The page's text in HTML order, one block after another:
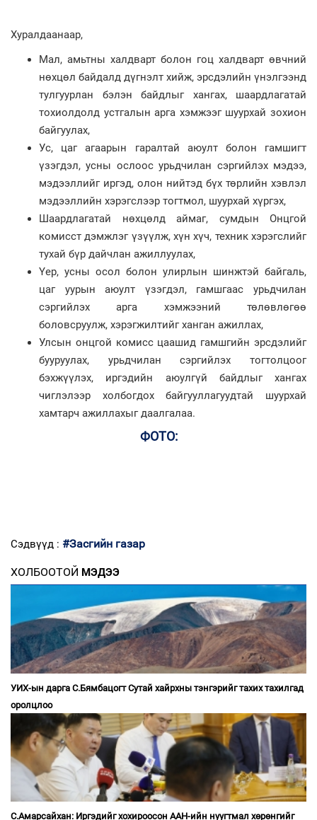
Хуралдаанаар,
Мал, амьтны халдварт болон гоц халдварт өвчний
нөхцөл байдалд дүгнэлт хийж, эрсдэлийн үнэлгээнд
тулгуурлан бэлэн байдлыг хангах, шаардлагатай
тохиолдолд устгалын арга хэмжээг шуурхай зохион
байгуулах,
Ус, цаг агаарын гаралтай аюулт болон гамшигт
үзэгдэл, усны ослоос урьдчилан сэргийлэх мэдээ,
мэдээллийг иргэд, олон нийтэд бүх төрлийн хэвлэл
мэдээллийн хэрэгслээр тогтмол, шуурхай хүргэх,
Шаардлагатай нөхцөлд аймаг, сумдын Онцгой
комисст дэмжлэг үзүүлж, хүн хүч, техник хэрэгслийг
тухай бүр дайчлан ажиллуулах,
Үер, усны осол болон улирлын шинжтэй байгаль,
цаг уурын аюулт үзэгдэл, гамшгаас урьдчилан
сэргийлэх арга хэмжээний төлөвлөгөө
боловсруулж, хэрэгжилтийг ханган ажиллах,
Улсын онцгой комисс цаашид гамшгийн эрсдэлийг
бууруулах, урьдчилан сэргийлэх тогтолцоог
бэхжүүлэх, иргэдийн аюулгүй байдлыг хангах
чиглэлээр холбогдох байгууллагуудтай шуурхай
хамтарч ажиллахыг даалгалаа.
ФОТО:
Сэдвүүд : #Засгийн газар
ХОЛБООТОЙ МЭДЭЭ
УИХ-ын дарга С.Бямбацогт Сутай хайрхны тэнгэрийг тахих тахилгад
оролцлоо
С.Амарсайхан: Иргэдийг хохироосон ААН-ийн нуугтмал хөрөнгийг